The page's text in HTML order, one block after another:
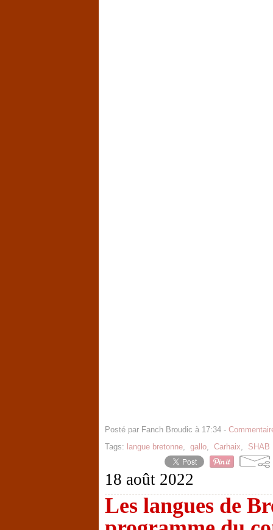
Posté par Fanch Broudic à 17:34 -
Tags: langue bretonne, gallo, Carhaix, SHAB
18 août 2022
Les langues de